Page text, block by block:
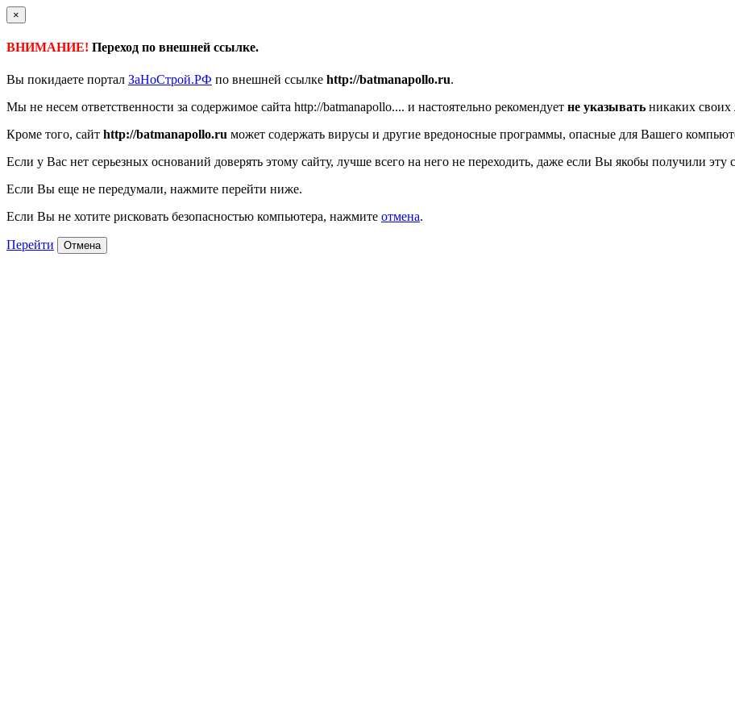
×
ВНИМАНИЕ! Переход по внешней ссылке.
Вы покидаете портал ЗаНоСтрой.РФ по внешней ссылке http://batmanapollo.ru.
Мы не несем ответственности за содержимое сайта http://batmanapollo.... и настоятельно рекомендует не указывать никаких
Кроме того, сайт http://batmanapollo.ru может содержать вирусы и другие вредоносные программы, опасные для Вашего
Если у Вас нет серьезных оснований доверять этому сайту, лучше всего на него не переходить, даже если Вы якобы получили
Если Вы еще не передумали, нажмите перейти ниже.
Если Вы не хотите рисковать безопасностью компьютера, нажмите отмена.
Перейти Отмена